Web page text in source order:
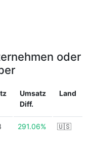
oder
Umsatz
Diff.
Land
291.06% 🇺🇸